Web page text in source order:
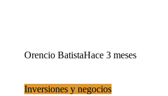
Orencio BatistaHace 3 meses
Inversiones y negocios